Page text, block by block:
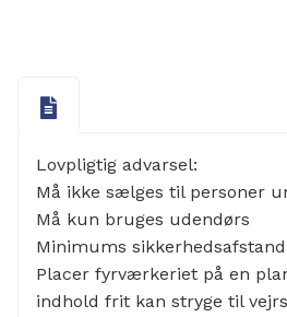
Lovpligtig advarsel:
Må ikke sælges til personer
Må kun bruges udendørs
Minimums
Placer fyrværkeriet på en
indhold frit kan stryge til vejrs